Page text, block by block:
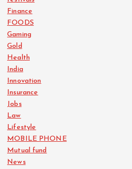
Finance
FOODS
Gaming
Gold
Health
India
Innovation
Insurance
Jobs
Law
Lifestyle
MOBILE PHONE
Mutual fund
News